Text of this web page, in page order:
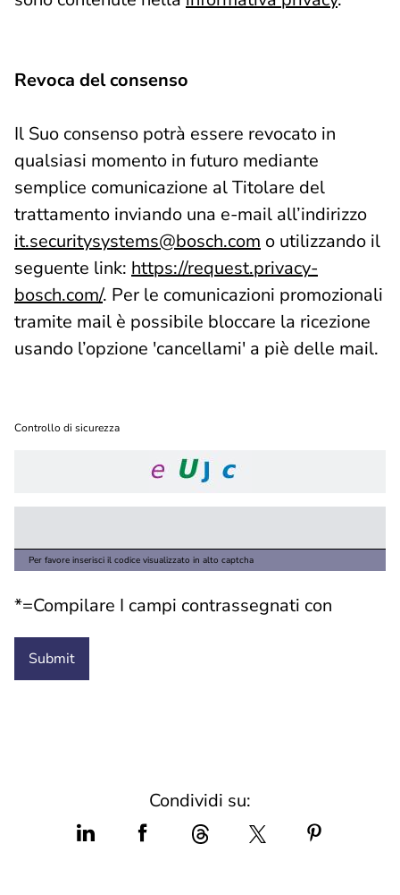
Revoca del consenso
Il Suo consenso potrà essere revocato in
qualsiasi momento in futuro mediante
semplice comunicazione al Titolare del
trattamento inviando una e-mail all’indirizzo
it.securitysystems@bosch.com o utilizzando il
seguente link: https://request.privacy-
bosch.com/. Per le comunicazioni promozionali
tramite mail è possibile bloccare la ricezione
usando l’opzione 'cancellami' a piè delle mail.
Controllo di sicurezza
Per favore inserisci il codice visualizzato in alto captcha
*=Compilare I campi contrassegnati con
Condividi su: